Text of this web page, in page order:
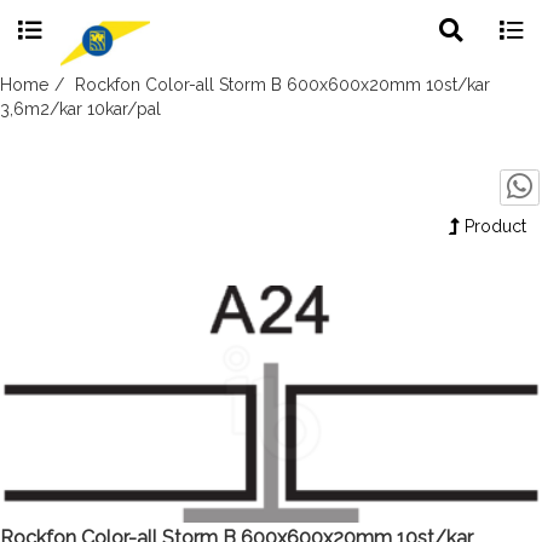
Skip
to
search
Home
Rockfon Color-all Storm B 600x600x20mm 10st/kar
3,6m2/kar 10kar/pal
Product